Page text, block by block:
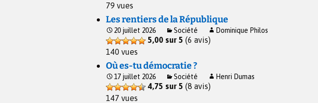
79 vues
Les rentiers de la République
20 juillet 2026 Société Dominique Philos
5,00 sur 5 (6 avis)
140 vues
Où es-tu démocratie ?
17 juillet 2026 Société Henri Dumas
4,75 sur 5 (8 avis)
147 vues